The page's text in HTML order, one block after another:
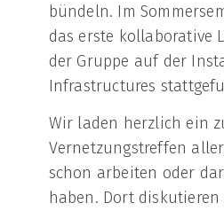
bündeln. Im
das erste kollaborative
der Gruppe auf der
Infrastructures
Wir laden herzlich ein
Vernetzungstreffen
schon arbeiten oder
haben. Dort